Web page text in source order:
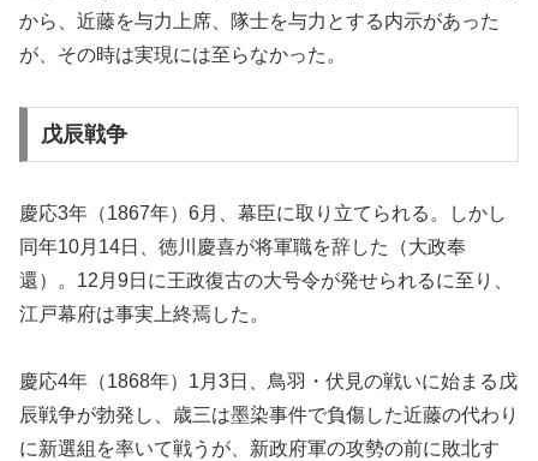
から、近藤を与力上席、隊士を与力とする内示があった
が、その時は実現には至らなかった。
戊辰戦争
慶応3年（1867年）6月、幕臣に取り立てられる。しかし
同年10月14日、徳川慶喜が将軍職を辞した（大政奉
還）。12月9日に王政復古の大号令が発せられるに至り、
江戸幕府は事実上終焉した。
慶応4年（1868年）1月3日、鳥羽・伏見の戦いに始まる戊
辰戦争が勃発し、歳三は墨染事件で負傷した近藤の代わり
に新選組を率いて戦うが、新政府軍の攻勢の前に敗北す